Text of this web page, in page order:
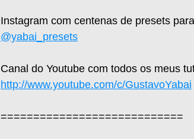
Instagram com centenas de presets
@yabai_presets
Canal do Youtube com todos os meus
http://www.youtube.com/c/GustavoYabai
============================